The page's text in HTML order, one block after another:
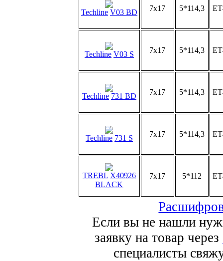
Techline V03 BD 7x17 5*114,3
Techline V03 S 7x17 5*114,3
Techline 731 BD 7x17 5*114,3
Techline 731 S 7x17 5*114,3
TREBL X40926
BLACK
7x17 5*112
Если вы не нашли
заявку на товар через
специалисты